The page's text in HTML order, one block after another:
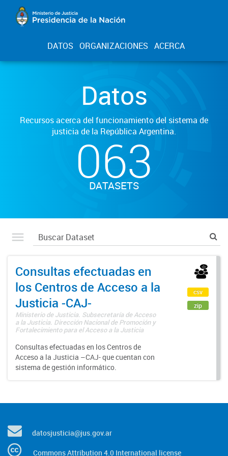
DATOS ORGANIZACIONES ACERCA
Datos
Recursos acerca del funcionamiento del sistema de
justicia de la República Argentina.
063
DATASETS
Consultas efectuadas en
los Centros de Acceso a la
Justicia -CAJ-
Ministerio de Justicia. Subsecretaría de Acceso
a la Justicia. Dirección Nacional de Promoción y
Fortalecimiento para el Acceso a la Justicia
Consultas efectuadas en los Centros de
Acceso a la Justicia –CAJ- que cuentan con
sistema de gestión informático.
csv
zip
datosjusticia@jus.gov.ar
Commons Attribution 4.0 International license